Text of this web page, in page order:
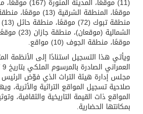
كسوة الكعبة تعتلي البيت العتيق
موقعًا، منطقة الجوف (10) مواقع.
ويأتي هذا التسجيل استنادًا إلى الأنظمة
مجلس إدارة هيئة التراث الذي فوّض الرئيس
صلاحية تسجيل المواقع التراثية والأثرية،
المواقع ذات القيمة التاريخية والثقافية،
بمكانتها الحضارية.